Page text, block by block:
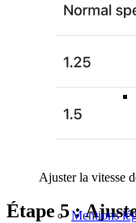
Mentions
Ajuster la vitesse
Étape 5 :